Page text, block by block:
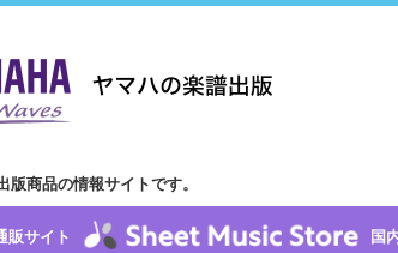
版商品の情報サイトです。
販サイト 国